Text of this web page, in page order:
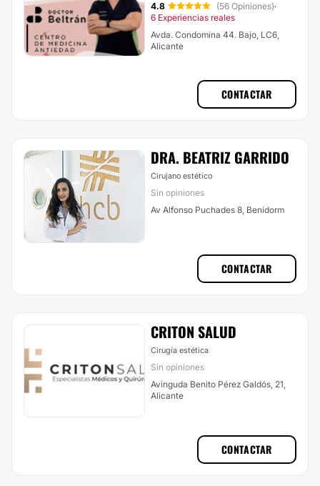
4.8 (56 Opiniones)·
6 Experiencias reales
Avda. Condomina 44. Bajo, LC6,
Alicante
CONTACTAR
DRA. BEATRIZ GARRIDO
Cirujano estético
Sin opiniones
Av Alfonso Puchades 8, Benidorm
CONTACTAR
CRITON SALUD
Cirugía estética
Sin opiniones
Avinguda Benito Pérez Galdós, 21,
Alicante
CONTACTAR